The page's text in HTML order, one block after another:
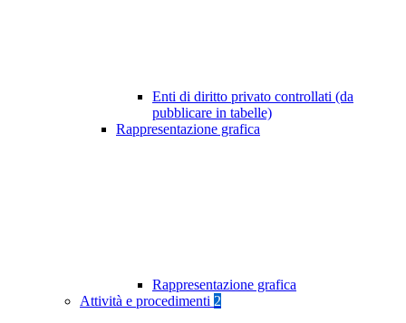
Enti di diritto privato controllati (da
pubblicare in tabelle)
Rappresentazione grafica
Rappresentazione grafica
Attività e procedimenti 2